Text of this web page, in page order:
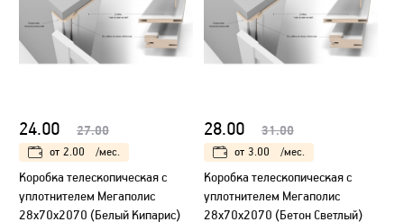
24.00 27.00
от 2.00 /мес.
Коробка телескопическая с
уплотнителем Мегаполис
28х70х2070 (Белый Кипарис)
28.00 31.00
от 3.00 /мес.
Коробка телескопическая с
уплотнителем Мегаполис
28х70х2070 (Бетон Светлый)